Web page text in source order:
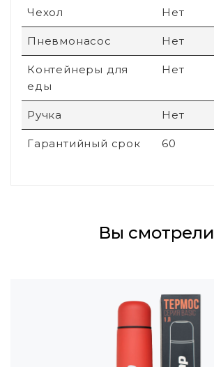
Чехол Нет
Пневмонасос Нет
Контейнеры для
еды
Нет
Ручка Нет
Гарантийный срок 60
Вы смотрели